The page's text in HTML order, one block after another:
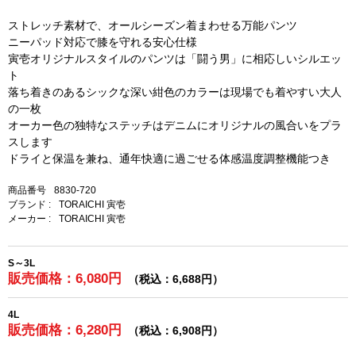
ストレッチ素材で、オールシーズン着まわせる万能パンツ
ニーパッド対応で膝を守れる安心仕様
寅壱オリジナルスタイルのパンツは「闘う男」に相応しいシルエッ
ト
落ち着きのあるシックな深い紺色のカラーは現場でも着やすい大人
の一枚
オーカー色の独特なステッチはデニムにオリジナルの風合いをプラ
スします
ドライと保温を兼ね、通年快適に過ごせる体感温度調整機能つき
商品番号
8830-720
ブランド :
TORAICHI 寅壱
メーカー :
TORAICHI 寅壱
S～3L
販売価格：6,080円 （税込：6,688円）
4L
販売価格：6,280円 （税込：6,908円）